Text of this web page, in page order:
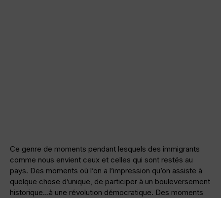
Ce genre de moments pendant lesquels des immigrants
comme nous envient ceux et celles qui sont restés au
pays. Des moments où l’on a l’impression qu’on assiste à
quelque chose d’unique, de participer à un bouleversement
historique…à une révolution démocratique. Des moments